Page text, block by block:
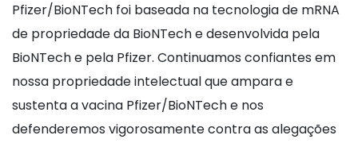
Pfizer/BioNTech foi baseada na tecnologia de mRNA
de propriedade da BioNTech e desenvolvida pela
BioNTech e pela Pfizer. Continuamos confiantes em
nossa propriedade intelectual que ampara e
sustenta a vacina Pfizer/BioNTech e nos
defenderemos vigorosamente contra as alegações